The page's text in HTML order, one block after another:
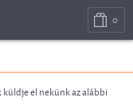
0
el nekünk az alábbi